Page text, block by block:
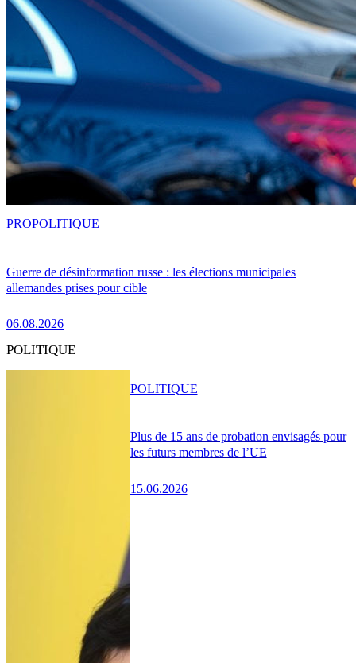
Guerre de désinformation russe : les élections municipales
allemandes prises pour cible
06.08.2026
PROPOLITIQUE
POLITIQUE
Plus de 15 ans de probation envisagés pour
les futurs membres de l’UE
15.06.2026
POLITIQUE